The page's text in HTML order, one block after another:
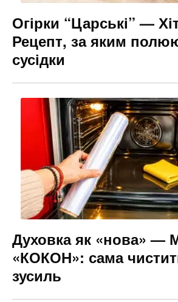
Огірки “Царські” —
Рецепт, за яким
сусідки
Духовка як «нова» —
«КОКОН»: сама
зусиль